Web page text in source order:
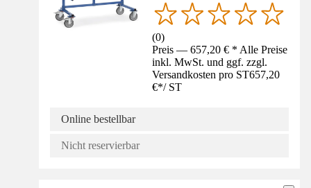
(0)
Preis — 657,20 € * Alle Preise
inkl. MwSt. und ggf. zzgl.
Versandkosten pro ST657,20
€*/ ST
Online bestellbar
Nicht reservierbar